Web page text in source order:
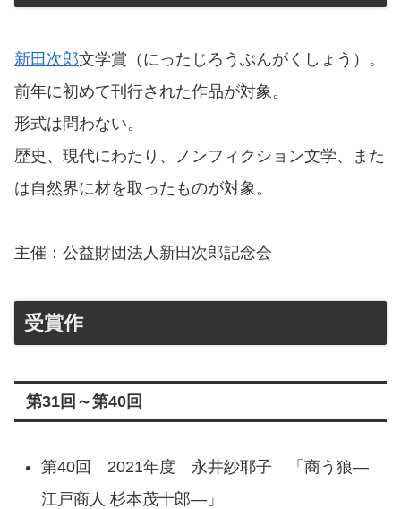
新田次郎文学賞（にったじろうぶんがくしょう）。
前年に初めて刊行された作品が対象。
形式は問わない。
歴史、現代にわたり、ノンフィクション文学、また
は自然界に材を取ったものが対象。
主催：公益財団法人新田次郎記念会
受賞作
第31回～第40回
第40回 2021年度 永井紗耶子 「商う狼—
江戸商人 杉本茂十郎—」